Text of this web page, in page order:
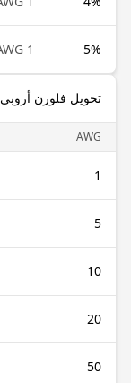
5%
1 AWG
تحويل فلورن أروبي
AWG
1
5
10
20
50